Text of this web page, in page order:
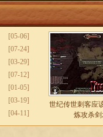
[05-06]
[07-24]
[03-29]
[07-12]
[01-05]
[03-19]
[04-11]
世纪传世刺客应
炼攻杀